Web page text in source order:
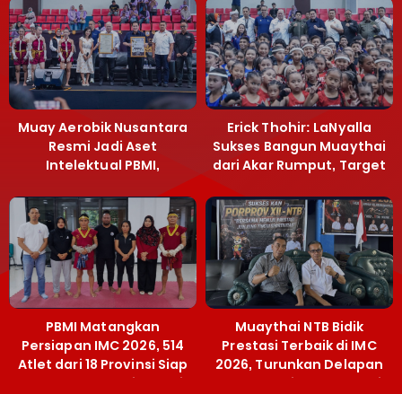
Muay Aerobik Nusantara
Resmi Jadi Aset
Intelektual PBMI,
Terobosan Bangun
Grassroots
Erick Thohir: LaNyalla
Sukses Bangun Muaythai
dari Akar Rumput, Target
PBMI Matangkan
Persiapan IMC 2026, 514
Atlet dari 18 Provinsi Siap
Berlaga Besok di Bekasi
Muaythai NTB Bidik
Prestasi Terbaik di IMC
2026, Turunkan Delapan
Atlet ke Kejurnas Bekasi